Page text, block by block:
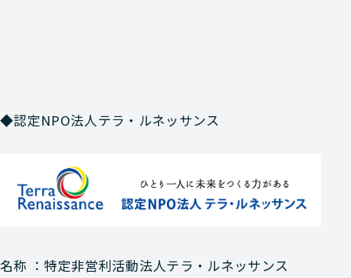
◆認定NPO法人テラ・ルネッサンス
名称 ：特定非営利活動法人テラ・ルネッサンス